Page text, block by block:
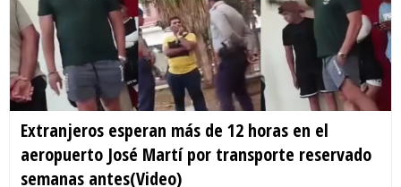
Extranjeros esperan más de 12 horas en el
aeropuerto José Martí por transporte reservado
semanas antes(Video)